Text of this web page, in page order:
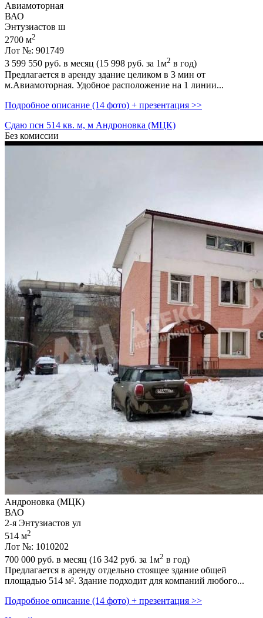
Авиамоторная
ВАО
Энтузиастов ш
2700 м2
Лот №: 901749
3 599 550 руб. в месяц (15 998 руб. за 1м2 в год)
Предлагается в аренду здание целиком в 3 мин от
м.Авиамоторная. Удобное расположение на 1 линии...
Подробное описание (14 фото) + презентация >>
Сдаю псн 514 кв. м, м Андроновка (МЦК)
Без комиссии
Андроновка (МЦК)
ВАО
2-я Энтузиастов ул
514 м2
Лот №: 1010202
700 000 руб. в месяц (16 342 руб. за 1м2 в год)
Предлагается в аренду отдельно стоящее здание общей
площадью 514 м². Здание подходит для компаний любого...
Подробное описание (14 фото) + презентация >>